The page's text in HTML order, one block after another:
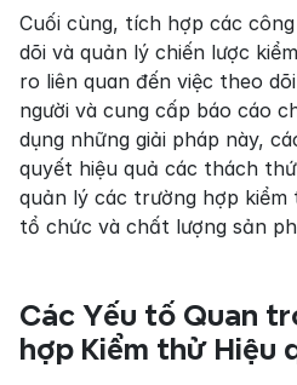
Cuối cùng, tích hợp các
dõi và quản lý chiến lược
ro liên quan đến việc theo
người và cung cấp báo cáo
dụng những giải pháp này,
quyết hiệu quả các thách
quản lý các trường hợp
tổ chức và chất lượng sản
Các Yếu tố Quan
hợp Kiểm thử Hiệu